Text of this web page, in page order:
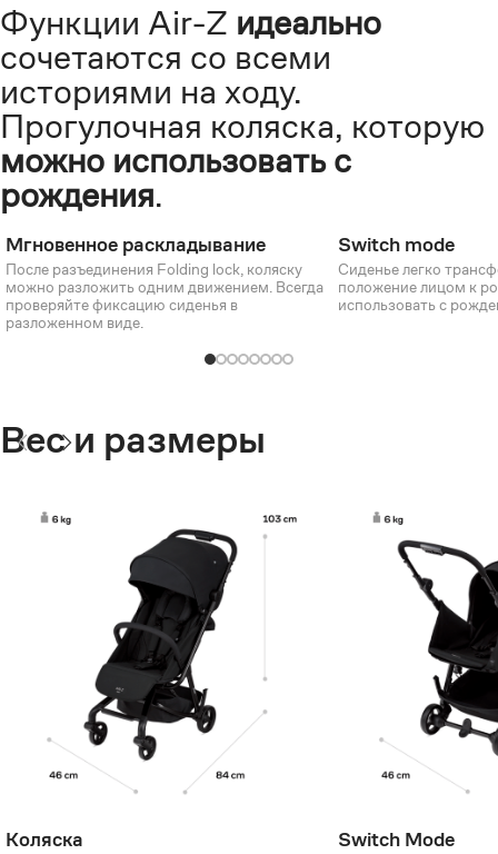
Функции Air-Z идеально
сочетаются со всеми
историями на ходу.
Прогулочная коляска, которую
можно использовать с
рождения.
Мгновенное раскладывание
После разъединения Folding lock, коляску
можно разложить одним движением. Всегда
проверяйте фиксацию сиденья в
разложенном виде.
Switch mode
Сиденье легко
положение лицом к
использовать с
Вес и размеры
Коляска Switch Mode